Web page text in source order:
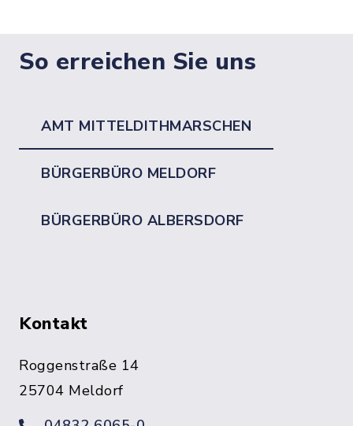
So erreichen Sie uns
AMT MITTELDITHMARSCHEN
BÜRGERBÜRO MELDORF
BÜRGERBÜRO ALBERSDORF
Kontakt
Roggenstraße 14
25704 Meldorf